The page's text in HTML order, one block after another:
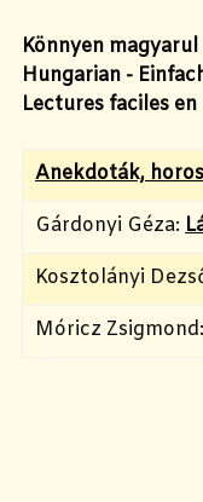
Könnyen
Hungarian -
Lectures faciles
Anekdoták,
Gárdonyi Géza:
Kosztolányi
Móricz Zsigmond: